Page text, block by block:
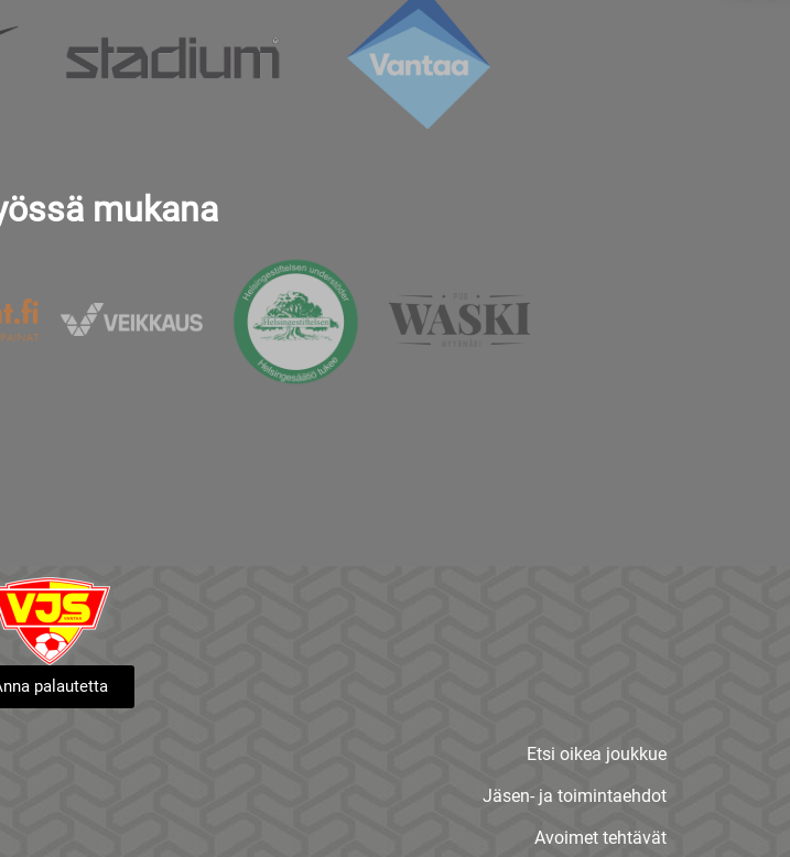
mukana
palautetta
Etsi oikea joukkue
Jäsen- ja toimintaehdot
Avoimet tehtävät